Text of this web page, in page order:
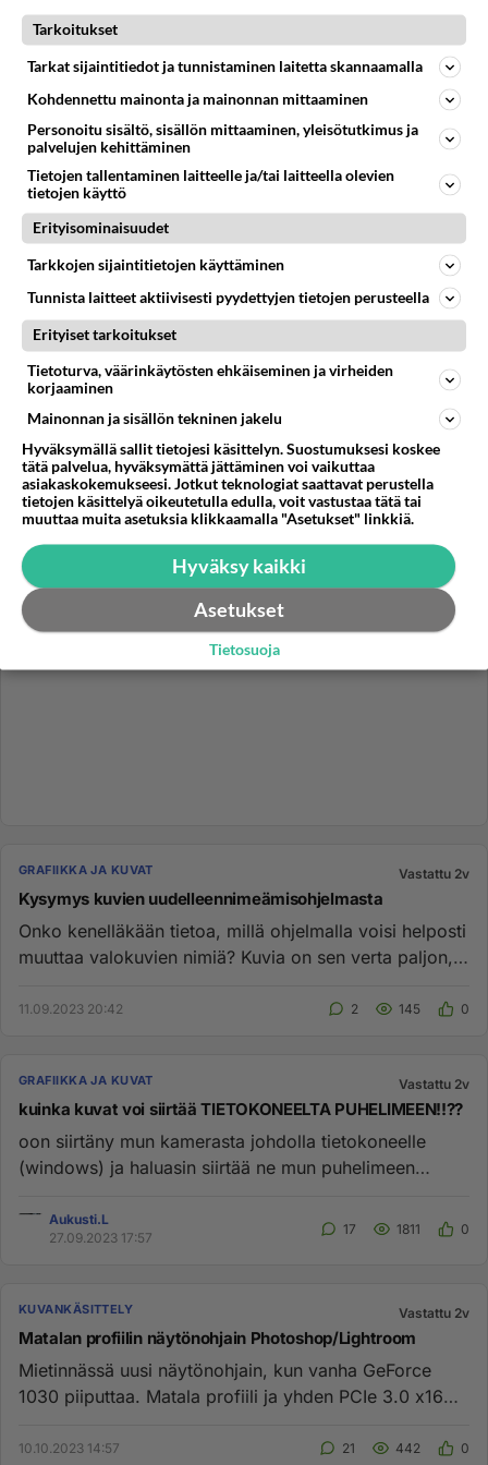
13.02.2008 11:53 8 1379 0
Ei vastauksia
JPG ja jpeg muotoon jpg miten?
Pitäisi saada muutetuksi JPG ja jpeg -
tiedostopäätteeliset digikuvat jpg-muotoon. Avasin
kuvat Photoshop Elementsissa ja...
01.12.2022 09:58
GRAFIIKKA JA KUVAT Vastattu 3v
Ultra Black Pigment
Otsikon väriä tulostimeen: Epson ET-2650 - onko
saatavilla?...
GRAFIIKKA JA KUVAT Vastattu 2v
Kysymys kuvien uudelleennimeämisohjelmasta
Onko kenelläkään tietoa, millä ohjelmalla voisi helposti
muuttaa valokuvien nimiä? Kuvia on sen verta paljon,
11.09.2023 20:42 2 145 0
GRAFIIKKA JA KUVAT Vastattu 2v
kuinka kuvat voi siirtää TIETOKONEELTA PUHELIMEEN!!??
oon siirtäny mun kamerasta johdolla tietokoneelle
(windows) ja haluasin siirtää ne mun puhelimeen
Aukusti.L
27.09.2023 17:57
17 1811 0
KUVANKÄSITTELY Vastattu 2v
Matalan profiilin näytönohjain Photoshop/Lightroom
Mietinnässä uusi näytönohjain, kun vanha GeForce
1030 piiputtaa. Matala profiili ja yhden PCIe 3.0 x16
10.10.2023 14:57 21 442 0
Tarkoitukset
Tarkat sijaintitiedot ja tunnistaminen laitetta skannaamalla
Kohdennettu mainonta ja mainonnan mittaaminen
Personoitu sisältö, sisällön mittaaminen, yleisötutkimus ja
palvelujen kehittäminen
Tietojen tallentaminen laitteelle ja/tai laitteella olevien
tietojen käyttö
Erityisominaisuudet
Tarkkojen sijaintitietojen käyttäminen
Tunnista laitteet aktiivisesti pyydettyjen tietojen perusteella
Erityiset tarkoitukset
Tietoturva, väärinkäytösten ehkäiseminen ja virheiden
korjaaminen
Mainonnan ja sisällön tekninen jakelu
Hyväksymällä sallit tietojesi käsittelyn. Suostumuksesi koskee
tätä palvelua, hyväksymättä jättäminen voi vaikuttaa
asiakaskokemukseesi. Jotkut teknologiat saattavat perustella
tietojen käsittelyä oikeutetulla edulla, voit vastustaa tätä tai
muuttaa muita asetuksia klikkaamalla "Asetukset" linkkiä.
Hyväksy kaikki
Asetukset
Tietosuoja